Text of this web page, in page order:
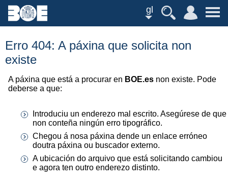
gl
Erro 404: A páxina que solicita non
existe
A páxina que está a procurar en BOE.es non existe. Pode
deberse a que:
Introduciu un enderezo mal escrito. Asegúrese de que
non conteña ningún erro tipográfico.
Chegou á nosa páxina dende un enlace erróneo
doutra páxina ou buscador externo.
A ubicación do arquivo que está solicitando cambiou
e agora ten outro enderezo distinto.